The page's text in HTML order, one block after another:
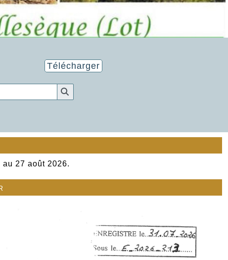
Télécharger
27 août 2026.